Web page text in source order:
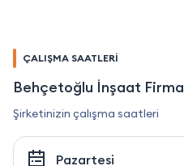
ÇALIŞMA SAATLERİ
Behçetoğlu İnşaat Firma
Şirketinizin çalışma saatleri
Pazartesi